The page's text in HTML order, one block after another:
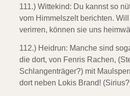
111.) Wittekind: Du kannst so
vom Himmelszelt berichten.
verirren, können sie uns
112.) Heidrun: Manche sind
die dort, von Fenris Rachen,
Schlangenträger?) mit
dort neben Lokis Brand!